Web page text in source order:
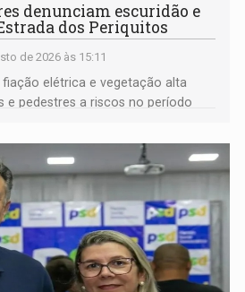
denunciam escuridão e
dos Periquitos
de 2026 às 15:11
elétrica e vegetação alta
e pedestres a riscos no período